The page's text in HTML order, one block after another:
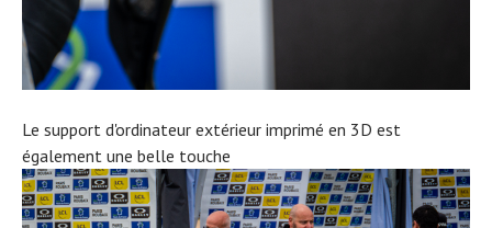
Le support d'ordinateur extérieur imprimé en 3D est
également une belle touche